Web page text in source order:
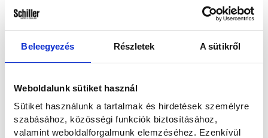
Beleegyezés Részletek A sütikről
Weboldalunk sütiket használ
Sütiket használunk a tartalmak és hirdetések személyre
szabásához, közösségi funkciók biztosításához,
valamint weboldalforgalmunk elemzéséhez. Ezenkívül
Emailben és telefonon Telefonon
Elolvastam és hozzájárulok a személyes adataim kezeléséhez az
Adatvédelmi nyilatkozatban foglaltaknak megfelelően.